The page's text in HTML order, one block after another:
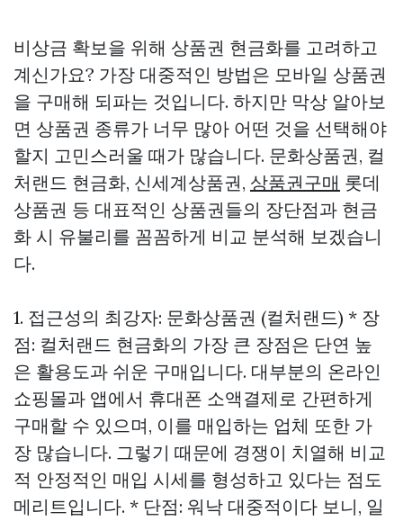
비상금 확보을 위해 상품권 현금화를 고려하고
계신가요? 가장 대중적인 방법은 모바일 상품권
을 구매해 되파는 것입니다. 하지만 막상 알아보
면 상품권 종류가 너무 많아 어떤 것을 선택해야
할지 고민스러울 때가 많습니다. 문화상품권, 컬
처랜드 현금화, 신세계상품권, 상품권구매 롯데
상품권 등 대표적인 상품권들의 장단점과 현금
화 시 유불리를 꼼꼼하게 비교 분석해 보겠습니
다.
1. 접근성의 최강자: 문화상품권 (컬처랜드) * 장
점: 컬처랜드 현금화의 가장 큰 장점은 단연 높
은 활용도과 쉬운 구매입니다. 대부분의 온라인
쇼핑몰과 앱에서 휴대폰 소액결제로 간편하게
구매할 수 있으며, 이를 매입하는 업체 또한 가
장 많습니다. 그렇기 때문에 경쟁이 치열해 비교
적 안정적인 매입 시세를 형성하고 있다는 점도
메리트입니다. * 단점: 워낙 대중적이다 보니, 일